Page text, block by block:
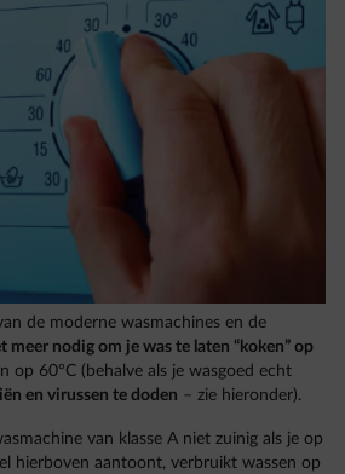
de moderne wasmachines en de
meer nodig om je was te laten “koken” op
op 60°C (behalve als je wasgoed echt
en virussen te doden – zie hieronder).
van klasse A niet zuinig als je op
hierboven aantoont, verbruikt wassen op